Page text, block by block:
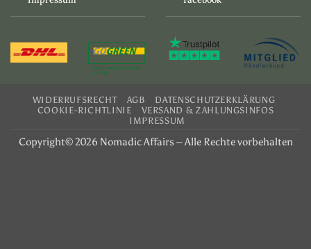
WIDERRUFSRECHT AGB
DATENSCHUTZERKLÄRUNG
COOKIE-RICHTLINIE
VERSAND & ZAHLUNGSINFOS
IMPRESSUM
Copyright© 2026 Nomadic Affairs – Alle Rechte vorbehalten